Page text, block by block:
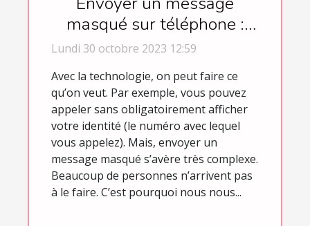
masqué sur téléphone :
comment s’y prendre ?
Lundi 30 octobre 2023 12:59
Avec la technologie, on peut faire ce
qu’on veut. Par exemple, vous pouvez
appeler sans obligatoirement afficher
votre identité (le numéro avec lequel
vous appelez). Mais, envoyer un
message masqué s’avère très complexe.
Beaucoup de personnes n’arrivent pas
à le faire. C’est pourquoi nous nous...